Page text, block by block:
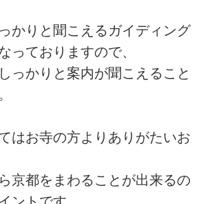
かりと聞こえるガイディング
っておりますので、
っかりと案内が聞こえること
はお寺の方よりありがたいお
京都をまわることが出来るの